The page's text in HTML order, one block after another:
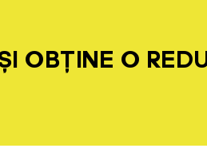
OBȚINE O